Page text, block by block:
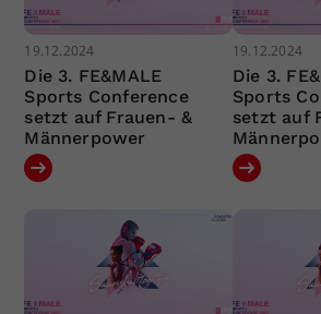
19.12.2024
Die 3. FE&MALE
Sports Conference
setzt auf Frauen- &
Männerpower
19.12.2024
Die 3.
Sports
setzt auf